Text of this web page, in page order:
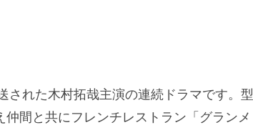
された木村拓哉主演の連続ドラマです。型
間と共にフレンチレストラン「グランメ